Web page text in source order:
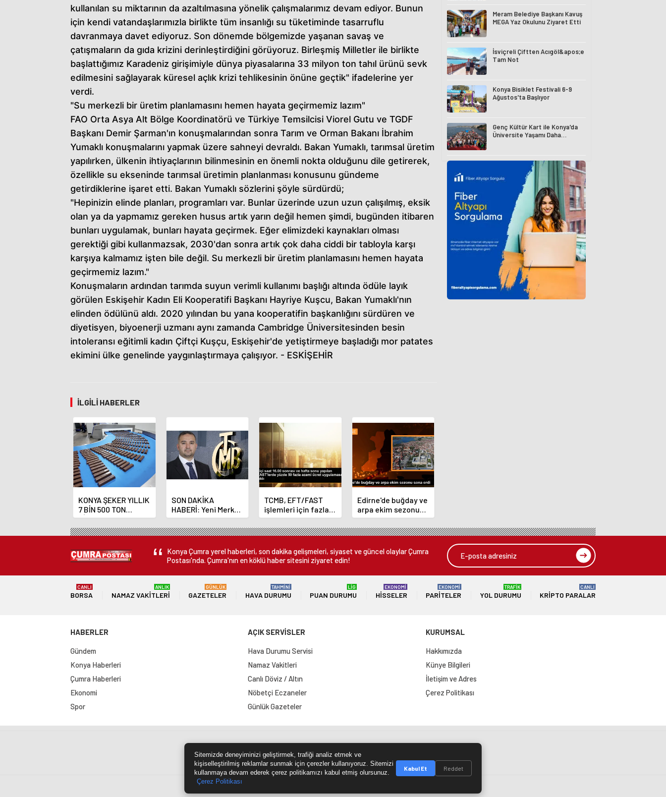
kullanılan su miktarının da azaltılmasına yönelik çalışmalarımız devam ediyor. Bunun
için kendi vatandaşlarımızla birlikte tüm insanlığı su tüketiminde tasarruflu
davranmaya davet ediyoruz. Son dönemde bölgemizde yaşanan savaş ve
çatışmaların da gıda krizini derinleştirdiğini görüyoruz. Birleşmiş Milletler ile birlikte
başlattığımız Karadeniz girişimiyle dünya piyasalarına 33 milyon ton tahıl ürünü sevk
edilmesini sağlayarak küresel açlık krizi tehlikesinin önüne geçtik" ifadelerine yer
verdi.
"Su merkezli bir üretim planlamasını hemen hayata geçirmemiz lazım"
FAO Orta Asya Alt Bölge Koordinatörü ve Türkiye Temsilcisi Viorel Gutu ve TGDF
Başkanı Demir Şarman'ın konuşmalarından sonra Tarım ve Orman Bakanı İbrahim
Yumaklı konuşmalarını yapmak üzere sahneyi devraldı. Bakan Yumaklı, tarımsal üretim
yapılırken, ülkenin ihtiyaçlarının bilinmesinin en önemli nokta olduğunu dile getirerek,
özellikle su ekseninde tarımsal üretimin planlanması konusunu gündeme
getirdiklerine işaret etti. Bakan Yumaklı sözlerini şöyle sürdürdü;
"Hepinizin elinde planları, programları var. Bunlar üzerinde uzun uzun çalışılmış, eksik
olan ya da yapmamız gereken husus artık yarın değil hemen şimdi, bugünden itibaren
bunları uygulamak, bunları hayata geçirmek. Eğer elimizdeki kaynakları olması
gerektiği gibi kullanmazsak, 2030'dan sonra artık çok daha ciddi bir tabloyla karşı
karşıya kalmamız işten bile değil. Su merkezli bir üretim planlamasını hemen hayata
geçirmemiz lazım."
Konuşmaların ardından tarımda suyun verimli kullanımı başlığı altında ödüle layık
görülen Eskişehir Kadın Eli Kooperatifi Başkanı Hayriye Kuşcu, Bakan Yumaklı'nın
elinden ödülünü aldı. 2020 yılından bu yana kooperatifin başkanlığını sürdüren ve
diyetisyen, biyoenerji uzmanı aynı zamanda Cambridge Üniversitesinden besin
intoleransı eğitimli kadın Çiftçi Kuşçu, Eskişehir'de yetiştirmeye başladığı mor patates
ekimini ülke genelinde yaygınlaştırmaya çalışıyor. - ESKİŞEHİR
İLGILI HABERLER
KONYA ŞEKER YILLIK
7 BİN 500 TON
ÇİKOLATALI ÜRÜN
ÜRETİLECEK
SON DAKİKA
HABERİ: Yeni Merkez
Bankası Başkanı
Fatih Karahan oldu
TCMB, EFT/FAST
işlemleri için fazla
ücret uygulamasını
kaldırdı
Edirne'de buğday ve
arpa ekim sezonu
sona erdi
Meram Belediye Başkanı Kavuş
MEGA Yaz Okulunu Ziyaret Etti
İsviçreli Çiftten Acıgöl&apos;e
Tam Not
Konya Bisiklet Festivali 6-9
Ağustos'ta Başlıyor
Genç Kültür Kart ile Konya'da
Üniversite Yaşamı Daha
Konya Çumra yerel haberleri, son dakika gelişmeleri, siyaset ve güncel olaylar Çumra
Postası'nda. Çumra'nın en köklü haber sitesini ziyaret edin!
BORSA
CANLI
NAMAZ VAKITLERI
ANLIK
GAZETELER
GÜNLÜK
HAVA DURUMU
TAHMİNİ
PUAN DURUMU
LİG
HISSELER
EKONOMİ
PARITELER
EKONOMİ
YOL DURUMU
TRAFİK
KRIPTO PARALAR
CANLI
HABERLER
Gündem
Konya Haberleri
Çumra Haberleri
Ekonomi
Spor
AÇIK SERVİSLER
Hava Durumu Servisi
Namaz Vakitleri
Canlı Döviz / Altın
Nöbetçi Eczaneler
Günlük Gazeteler
KURUMSAL
Hakkımızda
Künye Bilgileri
İletişim ve Adres
Çerez Politikası
Site Haritası RSS Kaynağı Çumra Postası
Sitemizde deneyiminizi geliştirmek, trafiği analiz etmek ve
kişiselleştirilmiş reklamlar sunmak için çerezler kullanıyoruz. Sitemizi
kullanmaya devam ederek çerez politikamızı kabul etmiş olursunuz.
Çerez Politikası
Kabul Et Reddet